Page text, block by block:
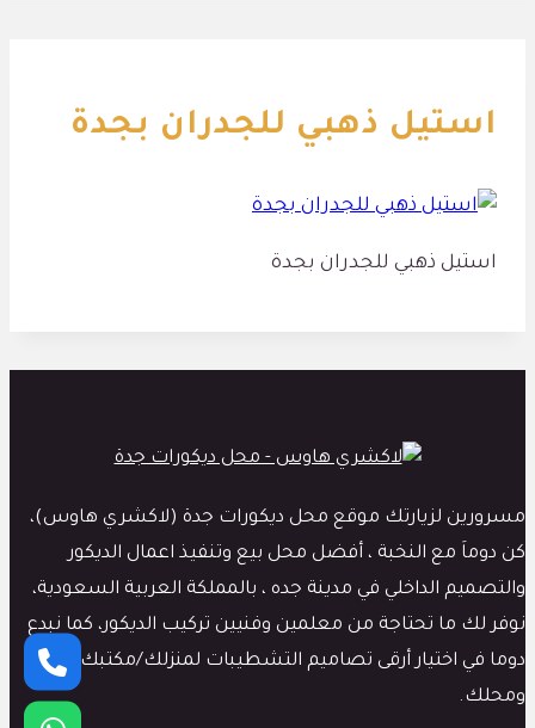
استيل ذهبي للجدران بجدة
استيل ذهبي للجدران بجدة
مسرورين لزيارتك موقع محل ديكورات جدة (لاكشري هاوس)،
كن دوماَ مع النخبة ، أفضل محل بيع وتنفيذ اعمال الديكور
والتصميم الداخلي في مدينة جده ، بالمملكة العربية السعودية،
نوفر لك ما تحتاجة من معلمين وفنيين تركيب الديكور، كما نبدع
دوما في اختيار أرقى تصاميم التشطيبات لمنزلك/مكتبك
ومحلك.